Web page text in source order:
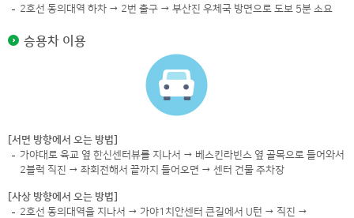
2호선 동의대역 하차 → 2번 출구 → 부산진 우체국 방면으로 도보 5분 소요
승용차 이용
[서면 방향에서 오는 방법]
가야대로 육교 옆 한신센터뷰를 지나서 → 베스킨라빈스 옆 골목으로 들어와서
2블럭 직진 → 좌회전해서 끝까지 들어오면 → 센터 건물 주차장
[사상 방향에서 오는 방법]
2호선 동의대역을 지나서 → 가야1치안센터 큰길에서 U턴 → 직진 →